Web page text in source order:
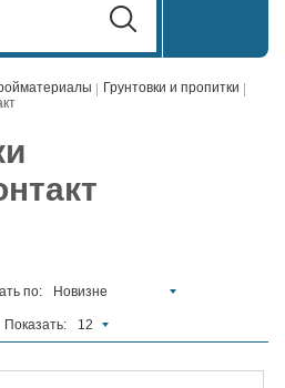
5927
Грунтовки и пропитки
по: Новизне
Показать: 12